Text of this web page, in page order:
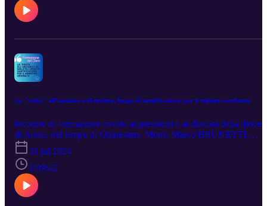
La "visita" all'anziano e al malato, luogo di santificazione per il ministro ordinato
Incontro di formazione rivolto ai presbiteri e ai diaconi della diocesi
di Aosta, nel tempo di Quaresima. Mons. Marco BRUNETTI,
Vescovo di Alba e Vescovo delegato CEP per la Pastorale della
Salute affronta una tematica strettamente legata al ministero della
cura e dell'accompagnamento delle persone anziane e malate.
31 jul 2024
1:09:42